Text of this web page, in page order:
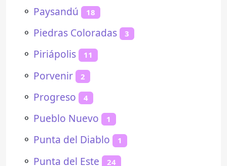
⚬ Paysandú 18
⚬ Piedras Coloradas 3
⚬ Piriápolis 11
⚬ Porvenir 2
⚬ Progreso 4
⚬ Pueblo Nuevo 1
⚬ Punta del Diablo 1
⚬ Punta del Este 24